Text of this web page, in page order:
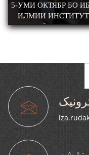
5-УМИ ОКТЯБР БО
ИЛМИИ
НОМИ РӮДАКИИ
صفحه‌ها